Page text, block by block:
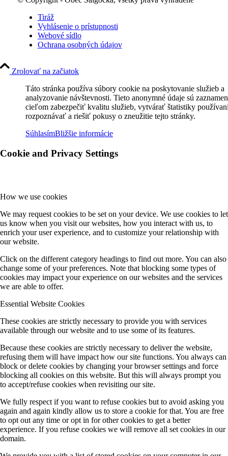
Tiráž
Vyhlásenie o prístupnosti
Webové sídlo
Ochrana osobných údajov
Zrolovať na začiatok
Táto stránka používa súbory cookie na poskytovanie služieb a
analyzovanie návštevnosti. Tieto anonymné údaje sú
cieľom zabezpečiť kvalitu služieb, vytvárať štatistiky
rozpoznávať a riešiť pokusy o zneužitie tejto stránky.
SúhlasímBližšie informácie
Cookie and Privacy Settings
How we use cookies
We may request cookies to be set on your device. We use cookies to let
us know when you visit our websites, how you interact with us, to
enrich your user experience, and to customize your relationship with
our website.
Click on the different category headings to find out more. You can also
change some of your preferences. Note that blocking some types of
cookies may impact your experience on our websites and the services
we are able to offer.
Essential Website Cookies
These cookies are strictly necessary to provide you with services
available through our website and to use some of its features.
Because these cookies are strictly necessary to deliver the website,
refusing them will have impact how our site functions. You always can
block or delete cookies by changing your browser settings and force
blocking all cookies on this website. But this will always prompt you
to accept/refuse cookies when revisiting our site.
We fully respect if you want to refuse cookies but to avoid asking you
again and again kindly allow us to store a cookie for that. You are free
to opt out any time or opt in for other cookies to get a better
experience. If you refuse cookies we will remove all set cookies in our
domain.